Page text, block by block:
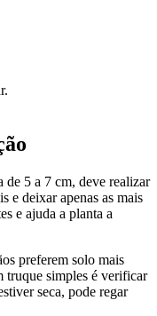
de 5 a 7 cm, deve realizar
e deixar apenas as mais
e ajuda a planta a
preferem solo mais
truque simples é verificar
seca, pode regar